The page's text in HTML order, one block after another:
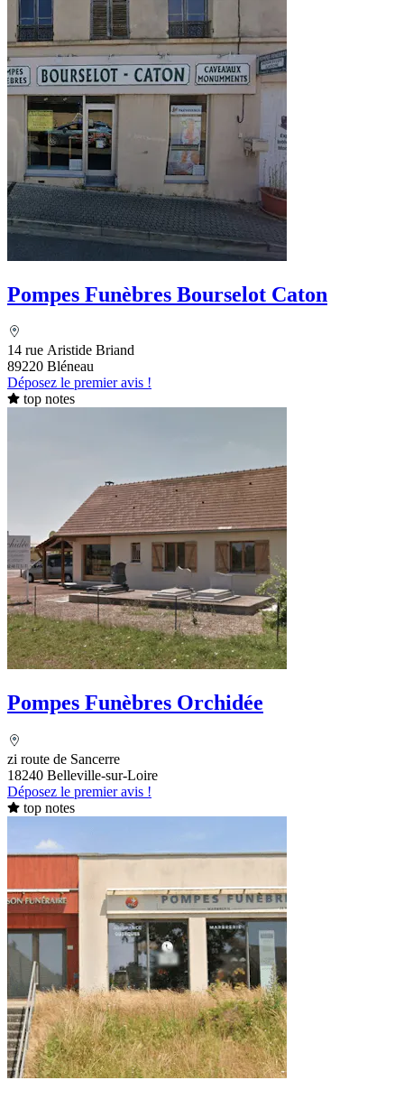
Pompes Funèbres Bourselot Caton
14 rue Aristide Briand
89220 Bléneau
Déposez le premier avis !
top notes
Pompes Funèbres Orchidée
zi route de Sancerre
18240 Belleville-sur-Loire
Déposez le premier avis !
top notes